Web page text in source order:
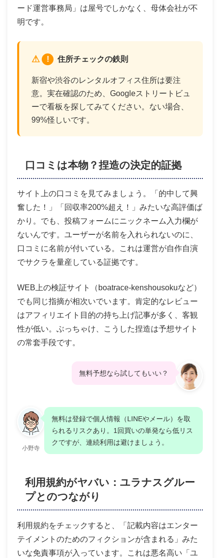
ード運営事務局」は屋号でしかなく、母体会社が不
明です。
! 住所チェックの鉄則
新宿や渋谷のレンタルオフィス住所は要注
意。実在確認のため、Googleストリートビュ
ーで看板を探してみてください。ない場合、
99%怪しいです。
口コミは本物？捏造の決定的証拠
サイト上の口コミを見てみましょう。「的中して興
奮した！」「回収率200%超え！」みたいな高評価ば
かり。でも、投稿フォームにニックネーム入力欄が
ないんです。ユーザーが名前を入れられないのに、
口コミに名前が付いている。これは運営が自作自演
でサクラを量産している証拠です。
WEB上の検証サイト（boatrace-kenshousokuなど）
でも同じ指摘が相次いでいます。肯定的なレビュー
はアフィリエイト目的の持ち上げ記事が多く、客観
性が低い。ぶっちゃけ、こうした捏造は予想サイト
の常套手段です。
無料予想なら試してもいい？
小野寺
無料は登録で個人情報（LINEやメール）を取
られるリスクあり。1回買いの単発なら低リス
クですが、連続利用は避けましょう。
利用規約がヤバい：ユラナスグルー
プとのつながり
利用規約をチェックすると、「記載内容はエンター
テイメントのためのフィクションが含まれる」みた
いな免責事項が入っています。これは悪名高い「ユ